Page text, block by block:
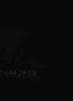
644 29 13